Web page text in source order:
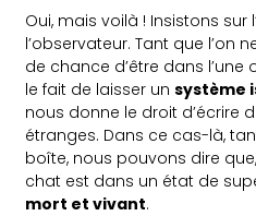
Oui, mais voilà ! Insistons sur
l’observateur. Tant que l’on
de chance d’être dans l’une
le fait de laisser unsystème
nous donne le droit d’écrire
étranges. Dans ce cas-là,
boîte, nous pouvons dire
chat est dans un état de
mort et vivant.